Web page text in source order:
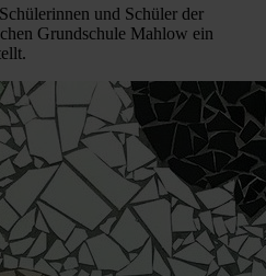
und Schüler der
Grundschule Mahlow ein